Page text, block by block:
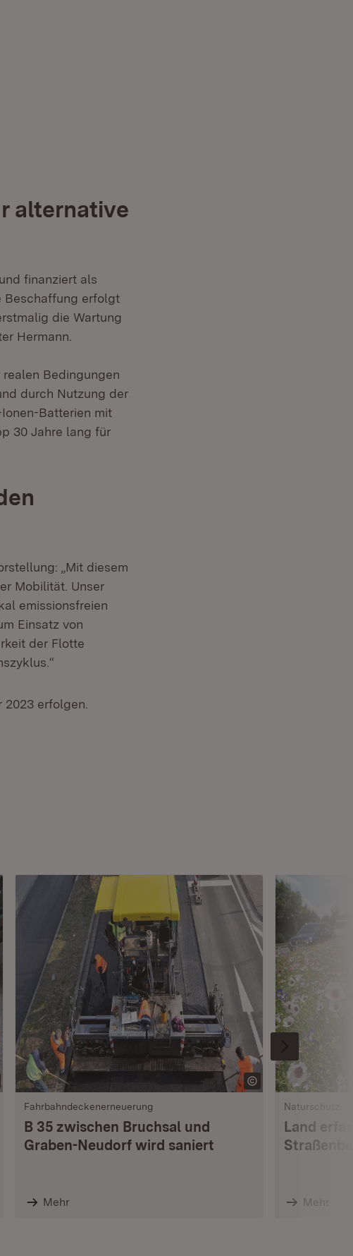
alternative
finanziert als
Beschaffung erfolgt
die Wartung
Hermann.
Bedingungen
durch Nutzung der
Batterien mit
30 Jahre lang für
„Mit diesem
Mobilität. Unser
emissionsfreien
Einsatz von
der Flotte
erfolgen.
Fahrbahndeckenerneuerung
B 35 zwischen Bruchsal und
Graben-Neudorf wird saniert
Mehr
Naturschutz
Land
Mehr